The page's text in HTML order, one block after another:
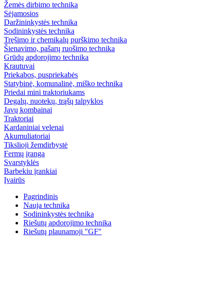
Žemės dirbimo technika
Sėjamosios
Daržininkystės technika
Sodininkystės technika
Tręšimo ir chemikalų purškimo technika
Šienavimo, pašarų ruošimo technika
Grūdų apdorojimo technika
Krautuvai
Priekabos, puspriekabės
Statybinė, komunalinė, miško technika
Priedai mini traktoriukams
Degalų, nuotekų, trąšų talpyklos
Javų kombainai
Traktoriai
Kardaniniai velenai
Akumuliatoriai
Tikslioji žemdirbystė
Fermų įranga
Svarstyklės
Barbekiu įrankiai
Įvairūs
Pagrindinis
Nauja technika
Sodininkystės technika
Riešutų apdorojimo technika
Riešutų plaunamoji "GF"